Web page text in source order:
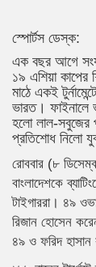
স্পোর্টস ডেস্ক:
এক বছর আগে
১৯ এশিয়া
মাঠে একই
ভারত। ফাইনালে
হলো লাল-সবুজের
প্রতিশোধ নিলো
রোববার (৮
বাংলাদেশকে
টাইগাররা। ৪৯
রিজান হোসেন
৪৯ ও ফরিদ